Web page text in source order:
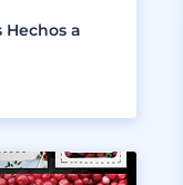
a